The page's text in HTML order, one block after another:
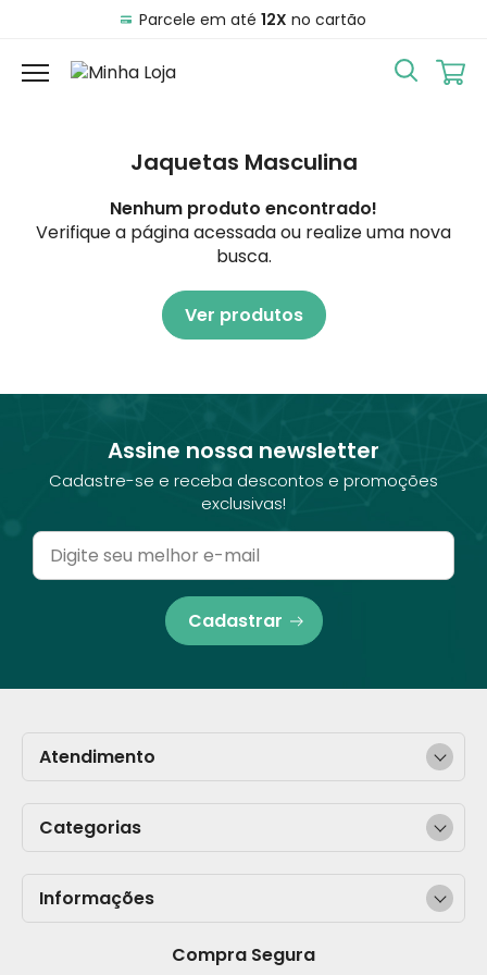
Parcele em até 12X no cartão
Jaquetas Masculina
Nenhum produto encontrado!
Verifique a página acessada ou realize uma nova
busca.
Ver produtos
Assine nossa newsletter
Cadastre-se e receba descontos e promoções
exclusivas!
Cadastrar
Categorias
Informações
Compra Segura
Atendimento